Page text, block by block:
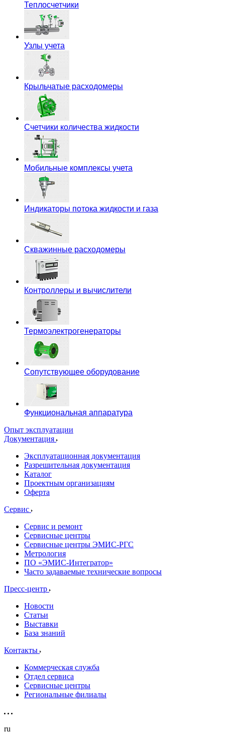
Теплосчетчики
Узлы учета
Крыльчатые расходомеры
Счетчики количества жидкости
Мобильные комплексы учета
Индикаторы потока жидкости и газа
Скважинные расходомеры
Контроллеры и вычислители
Термоэлектрогенераторы
Сопутствующее оборудование
Функциональная аппаратура
Опыт эксплуатации
Документация
Эксплуатационная документация
Разрешительная документация
Каталог
Проектным организациям
Оферта
Сервис
Сервис и ремонт
Сервисные центры
Сервисные центры ЭМИС-РГС
Метрология
ПО «ЭМИС-Интегратор»
Часто задаваемые технические вопросы
Пресс-центр
Новости
Статьи
Выставки
База знаний
Контакты
Коммерческая служба
Отдел сервиса
Сервисные центры
Региональные филиалы
ru